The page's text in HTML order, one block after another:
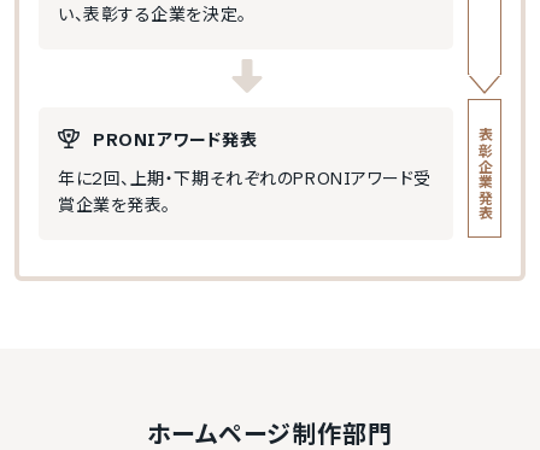
い、表彰する企業を決定。
PRONIアワード発表
年に2回、上期・下期それぞれのPRONIアワード受
賞企業を発表。
表彰企業発表
ホームページ制作部門